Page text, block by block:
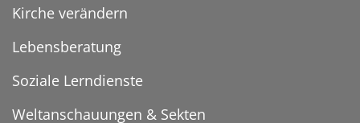
Kirche verändern
Lebensberatung
Soziale Lerndienste
Weltanschauungen & Sekten